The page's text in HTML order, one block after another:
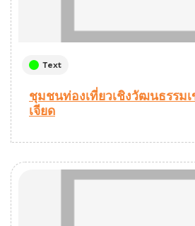
Text
ชุมชนท่องเที่ยวเชิงวัฒนธรรม
เจียด